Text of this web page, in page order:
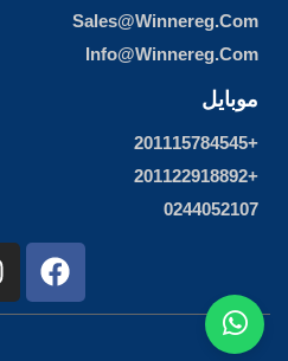
Sales@winnereg.com
Info@winnereg.com
موبايل
+201115784545
+201122918892
0244052107
F
a
c